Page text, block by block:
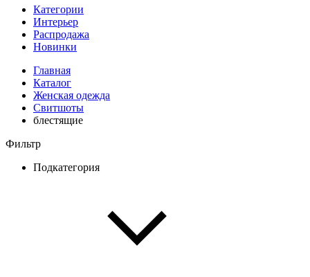
Категории
Интерьер
Распродажа
Новинки
Главная
Каталог
Женская одежда
Свитшоты
блестящие
Фильтр
Подкатегория